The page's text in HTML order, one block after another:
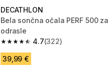
DECATHLON
Bela sončna očala PERF 500 za
odrasle
4.7
4.7 od 5 zvezdic from 322
(322)
39,99 €